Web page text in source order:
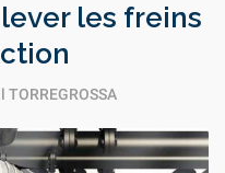
les freins
TORREGROSSA